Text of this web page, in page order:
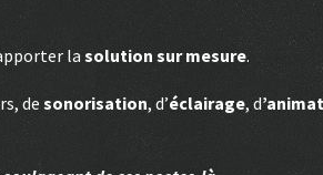
lasolution sur mesure.
desonorisation, d’éclairage, d